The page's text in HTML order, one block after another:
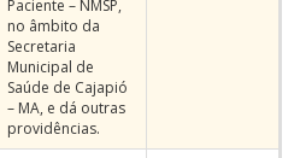
Paciente – NMSP,
no âmbito da
Secretaria
Municipal de
Saúde de Cajapió
– MA, e dá outras
providências.